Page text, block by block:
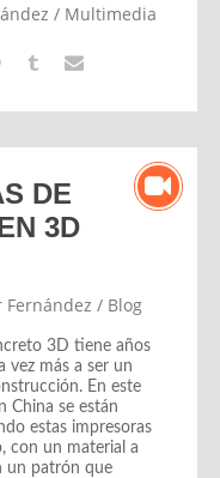
/ Multimedia
DE
3D
Fernández / Blog
3D tiene años
vez más a ser un
En este
China se están
estas impresoras
con un material a
un patrón que